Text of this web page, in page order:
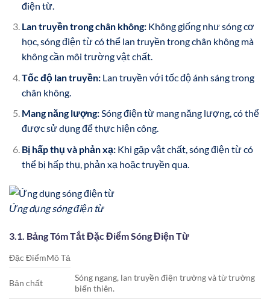
điện từ.
Lan truyền trong chân không:Không giống như sóng cơ
học, sóng điện từ có thể lan truyền trong chân không mà
không cần môi trường vật chất.
Tốc độ lan truyền:Lan truyền với tốc độ ánh sáng trong
chân không.
Mang năng lượng:Sóng điện từ mang năng lượng, có thể
được sử dụng để thực hiện công.
Bị hấp thụ và phản xạ:Khi gặp vật chất, sóng điện từ có
thể bị hấp thụ, phản xạ hoặc truyền qua.
Ứng dụng sóng điện từ
3.1. Bảng Tóm Tắt Đặc Điểm Sóng Điện Từ
Đặc ĐiểmMô Tả
Bản chất
Sóng ngang, lan truyền điện trường và từ trường
biến thiên.